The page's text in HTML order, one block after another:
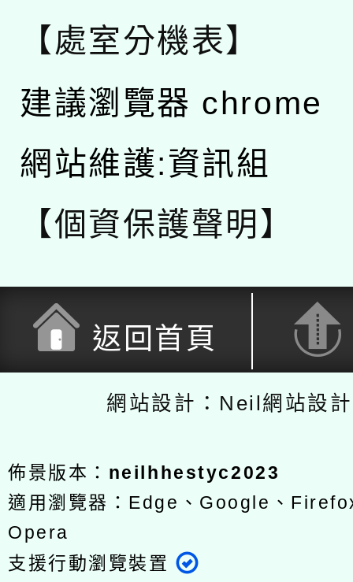
【處室分機表】
建議瀏覽器 chrome
網站維護:資訊組
【個資保護聲明】
返回首頁
網站設計：Neil網站設
佈景版本： neilhhestyc2023
適用瀏覽器：Edge、Google、
Opera
支援行動瀏覽裝置